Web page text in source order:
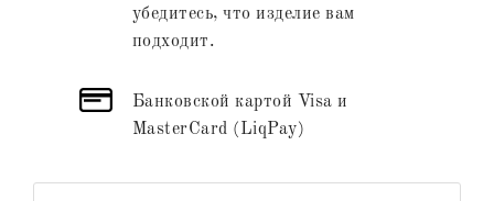
убедитесь, что изделие вам
подходит.
Банковской картой Visa и
MasterCard (LiqPay)